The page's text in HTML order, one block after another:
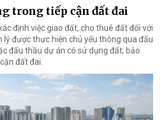
trong tiếp cận đất đai
định việc giao đất, cho thuê đất đối với
lý được thực hiện chủ yếu thông qua đấu
đấu thầu dự án có sử dụng đất; bảo
đất đai.